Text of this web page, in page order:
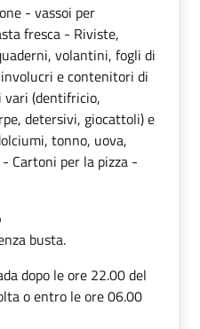
- vassoi per
fresca - Riviste,
volantini, fogli di
e contenitori di
(dentifricio,
detersivi, giocattoli) e
tonno, uova,
Cartoni per la pizza -
busta.
dopo le ore 22.00 del
o entro le ore 06.00